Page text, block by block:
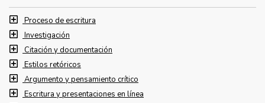
Proceso de escritura
Investigación
Citación y documentación
Estilos retóricos
Argumento y pensamiento crítico
Escritura y presentaciones en línea